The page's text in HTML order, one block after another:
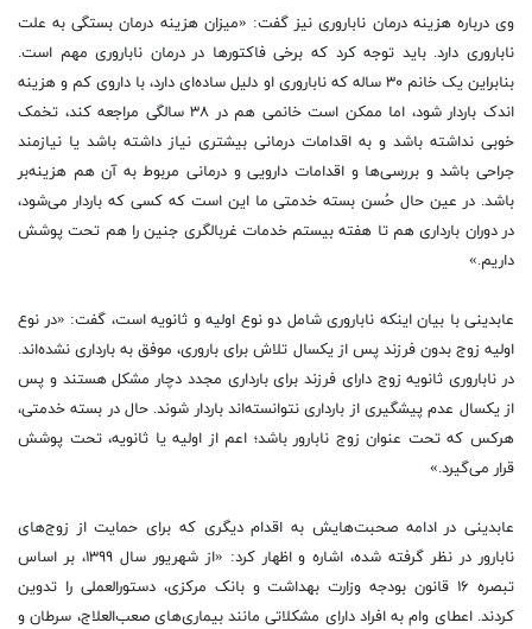
وی درباره هزینه درمان ناباروری نیز گفت: «میزان هزینه درمان بستگی به علت
ناباروری دارد. باید توجه کرد که برخی فاکتورها در درمان ناباروری مهم است.
بنابراین یک خانم ۳۰ ساله که ناباروری او دلیل ساده‌ای دارد، با داروی کم و هزینه
اندک باردار شود، اما ممکن است خانمی هم در ۳۸ سالگی مراجعه کند، تخمک
خوبی نداشته باشد و به اقدامات درمانی بیشتری نیاز داشته باشد یا نیازمند
جراحی باشد و بررسی‌ها و اقدامات دارویی و درمانی مربوط به آن هم هزینه‌بر
باشد. در عین حال حُسن بسته خدمتی ما این است که کسی که باردار می‌شود،
در دوران بارداری هم تا هفته بیستم خدمات غربالگری جنین را هم تحت پوشش
داریم.»
عابدینی با بیان اینکه ناباروری شامل دو نوع اولیه و ثانویه است، گفت: «در نوع
اولیه زوج بدون فرزند پس از یکسال تلاش برای باروری، موفق به بارداری نشده‌اند.
در ناباروری ثانویه زوج دارای فرزند برای بارداری مجدد دچار مشکل هستند و پس
از یکسال عدم پیشگیری از بارداری نتوانسته‌اند باردار شوند. حال در بسته خدمتی،
هرکس که تحت عنوان زوج نابارور باشد؛ اعم از اولیه یا ثانویه، تحت پوشش
قرار می‌گیرد.»
عابدینی در ادامه صحبت‌هایش به اقدام دیگری که برای حمایت از زوج‌های
نابارور در نظر گرفته شده، اشاره و اظهار کرد: «از شهریور سال ۱۳۹۹، بر اساس
تبصره ۱۶ قانون بودجه وزارت بهداشت و بانک مرکزی، دستورالعملی را تدوین
کردند. اعطای وام به افراد دارای مشکلاتی مانند بیماری‌های صعب‌العلاج، سرطان و